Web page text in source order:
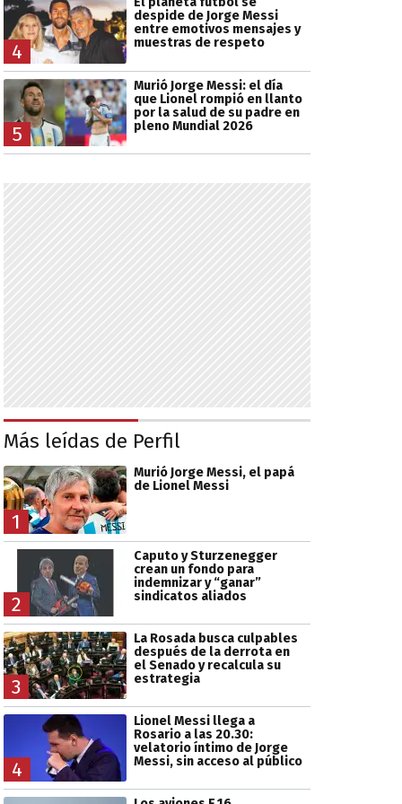
4
despide de Jorge Messi
entre emotivos mensajes y
muestras de respeto
5
Murió Jorge Messi: el día
que Lionel rompió en llanto
por la salud de su padre en
pleno Mundial 2026
Más leídas de Perfil
1
Murió Jorge Messi, el papá
de Lionel Messi
2
Caputo y Sturzenegger
crean un fondo para
indemnizar y “ganar”
sindicatos aliados
3
La Rosada busca culpables
después de la derrota en
el Senado y recalcula su
estrategia
4
Lionel Messi llega a
Rosario a las 20.30:
velatorio íntimo de Jorge
Messi, sin acceso al público